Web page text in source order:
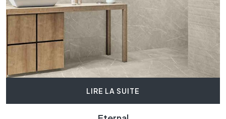
LIRE LA SUITE